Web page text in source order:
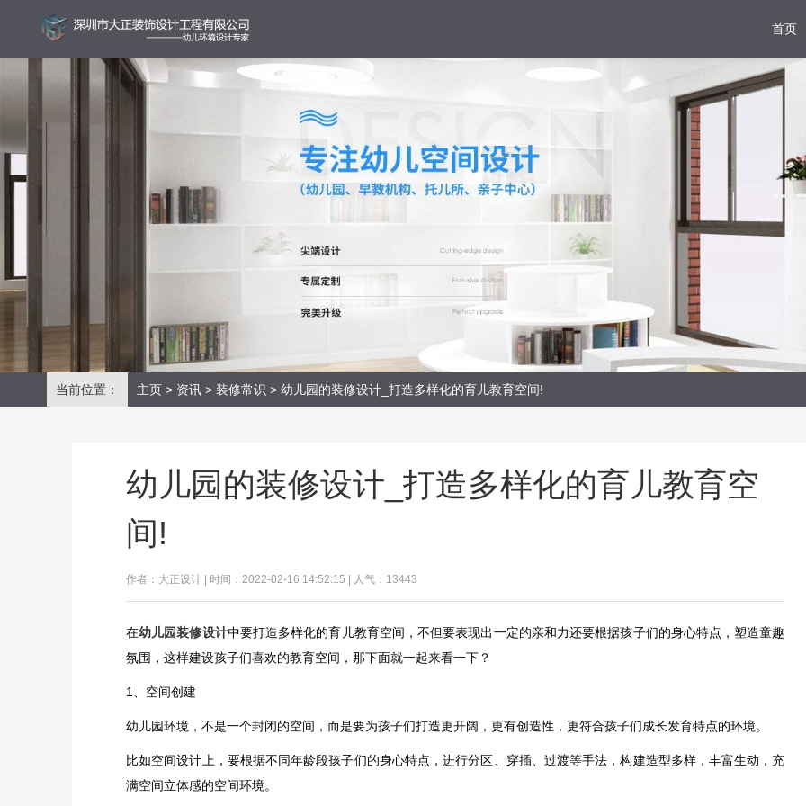
首页
当前位置： 主页 > 资讯 > 装修常识 > 幼儿园的装修设计_打造多样化的育儿教育空间!
幼儿园的装修设计_打造多样化的育儿教育空
间!
作者：大正设计 | 时间：2022-02-16 14:52:15 | 人气：13443
在幼儿园装修设计中要打造多样化的育儿教育空间，不但要表现出一定的亲和力还要根据孩子们的身心特点，塑造童趣
氛围，这样建设孩子们喜欢的教育空间，那下面就一起来看一下？
1、空间创建
幼儿园环境，不是一个封闭的空间，而是要为孩子们打造更开阔，更有创造性，更符合孩子们成长发育特点的环境。
比如空间设计上，要根据不同年龄段孩子们的身心特点，进行分区、穿插、过渡等手法，构建造型多样，丰富生动，充
满空间立体感的空间环境。